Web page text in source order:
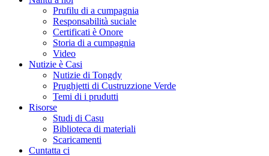
Prufilu di a cumpagnia
Responsabilità suciale
Certificati è Onore
Storia di a cumpagnia
Video
Nutizie è Casi
Nutizie di Tongdy
Prughjetti di Custruzzione Verde
Temi di i prudutti
Risorse
Studi di Casu
Biblioteca di materiali
Scaricamenti
Cuntatta ci